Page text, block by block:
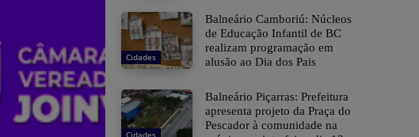
Cidades
Balneário Camboriú: Núcleos
de Educação Infantil de BC
realizam programação em
alusão ao Dia dos Pais
Cidades
Balneário Piçarras: Prefeitura
apresenta projeto da Praça do
Pescador à comunidade na